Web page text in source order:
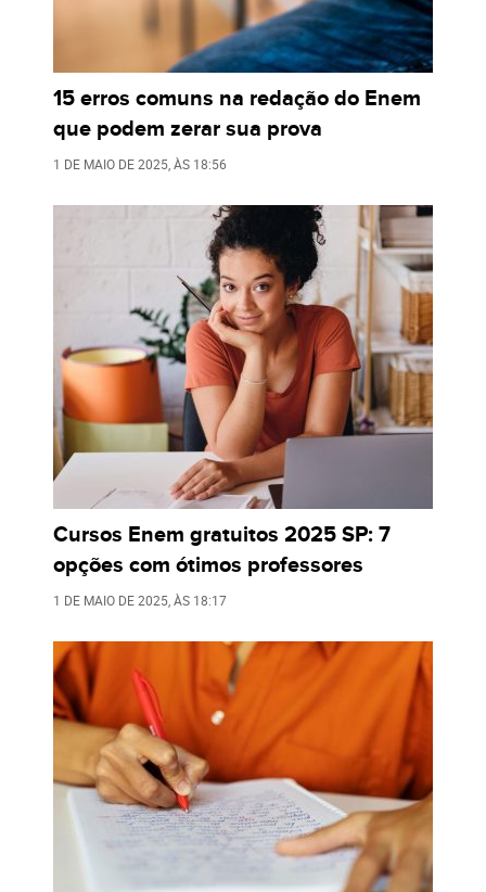
15 erros comuns na redação do Enem
que podem zerar sua prova
1 DE MAIO DE 2025 , ÀS 18:56
Cursos Enem gratuitos 2025 SP: 7
opções com ótimos professores
1 DE MAIO DE 2025 , ÀS 18:17